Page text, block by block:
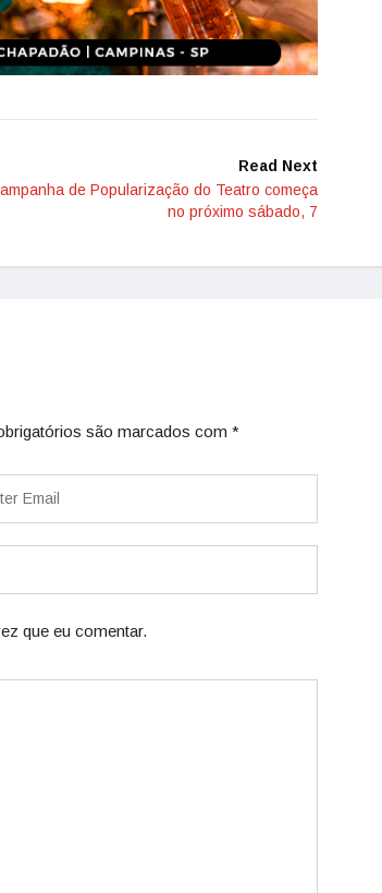
Read Next
de Popularização do Teatro começa
no próximo sábado, 7
são marcados com *
que eu comentar.